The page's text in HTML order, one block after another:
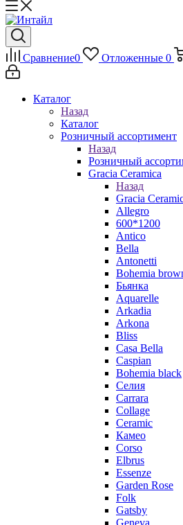
Сравнение0 Отложенные 0
Каталог
Назад
Каталог
Розничный ассортимент
Назад
Розничный
Gracia Ceramica
Назад
Gracia
Allegro
600*1200
Antico
Bella
Antonetti
Bohemia
Бьянка
Aquarelle
Arkadia
Arkona
Bliss
Casa Bella
Caspian
Bohemia black
Селия
Carrara
Collage
Ceramic
Камео
Corso
Elbrus
Essenze
Garden Rose
Folk
Gatsby
Geneva